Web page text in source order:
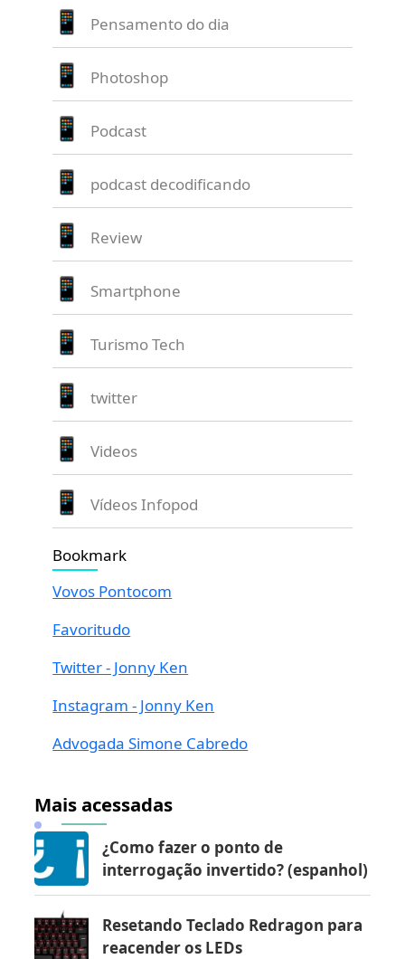
Pensamento do dia
Photoshop
Podcast
podcast decodificando
Review
Smartphone
Turismo Tech
twitter
Videos
Vídeos Infopod
Bookmark
Vovos Pontocom
Favoritudo
Twitter - Jonny Ken
Instagram - Jonny Ken
Advogada Simone Cabredo
Mais acessadas
¿Como fazer o ponto de
interrogação invertido? (espanhol)
Resetando Teclado Redragon para
reacender os LEDs